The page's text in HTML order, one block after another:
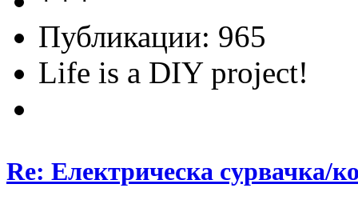
Публикации: 965
Life is a DIY project!
Re: Електрическа сурвачка/